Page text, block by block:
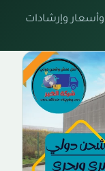
وإرشادات